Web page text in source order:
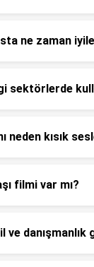
ne zaman
sektörlerde
neden kısık
filmi var mı?
ve danışmanlık